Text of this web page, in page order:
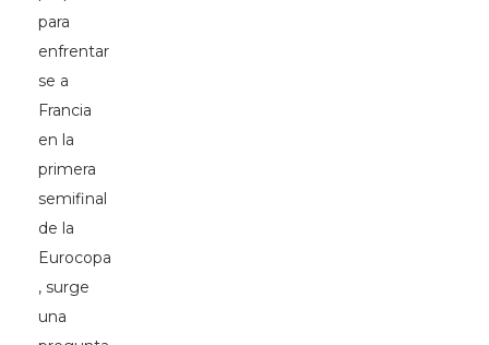
para
enfrentar
se a
Francia
en la
primera
semifinal
de la
Eurocopa
, surge
una